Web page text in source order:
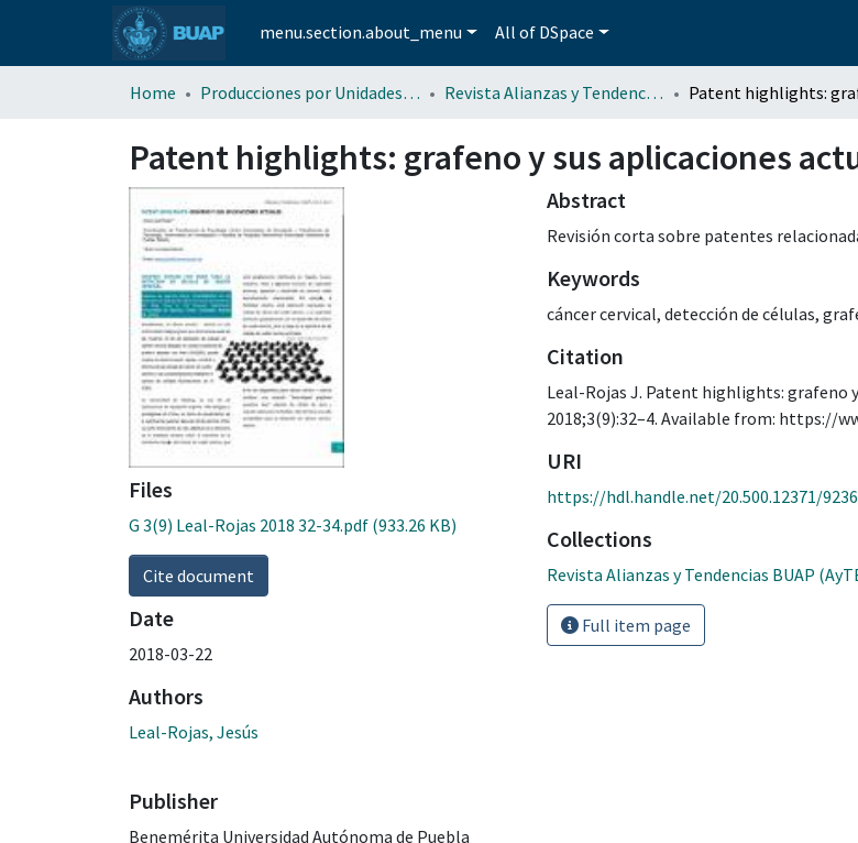
menu.section.about_menu All of DSpace
Home Producciones por Unidades Académicas Revista Alianzas y Tendencias BUAP (AyTBUAP)
Patent highlights: grafeno y sus aplicaciones
Files
G 3(9) Leal-Rojas 2018 32-34.pdf (933.26 KB)
Cite document
Date
2018-03-22
Authors
Leal-Rojas, Jesús
Publisher
Benemérita Universidad Autónoma de Puebla
Abstract
Revisión corta sobre patentes
Keywords
cáncer cervical, detección de células,
Citation
Leal-Rojas J. Patent highlights: grafeno
2018;3(9):32–4. Available from: https://
URI
https://hdl.handle.net/20.500.12371/9236
Collections
Revista Alianzas y Tendencias BUAP
Full item page